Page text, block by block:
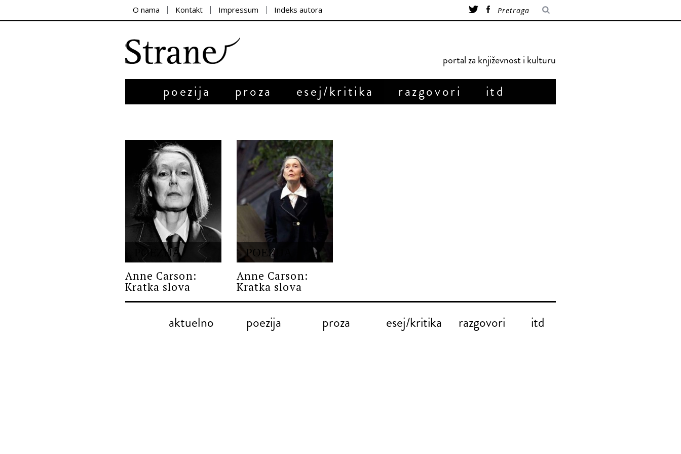
O nama Kontakt Impressum Indeks autora
portal za književnost i kulturu
poezija proza esej/kritika razgovori itd
POEZIJA
Anne Carson:
Kratka slova
POEZIJA
Anne Carson:
Kratka slova
aktuelno poezija proza esej/kritika razgovori itd